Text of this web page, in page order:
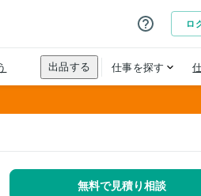
無料で見積り相談